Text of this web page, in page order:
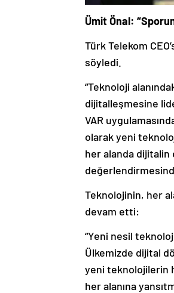
Ümit Önal:
Türk Telekom
söyledi.
“Teknoloji
dijitalleşmesine
VAR
olarak yeni
her alanda dijitalin
Teknolojinin, her
devam etti:
“Yeni nesil
Ülkemizde dijital
yeni teknolojilerin
her alanına